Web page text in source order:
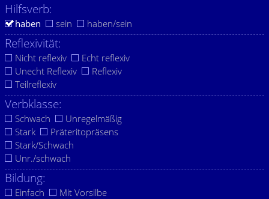
Hilfsverb:
haben sein haben/sein
Reflexivität:
Nicht reflexiv
Echt reflexiv
Unecht Reflexiv
Reflexiv
Teilreflexiv
Verbklasse:
Schwach
Unregelmäßig
Stark
Präteritopräsens
Stark/Schwach
Unr./schwach
Bildung:
Einfach Mit Vorsilbe